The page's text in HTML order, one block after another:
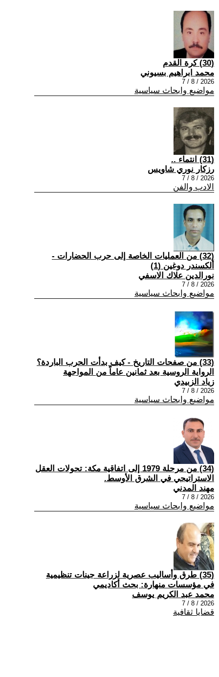
(30) كرة القدم
محمد ابراهيم بسيوني
2026 / 8 / 7
مواضيع وابحاث سياسية
(31) انتماء ..
رزكار نوري شاويس
2026 / 8 / 7
الادب والفن
(32) من العمليات الخاصة إلى حرب الحضارات -
ألكسندر دوغين (1)
نورالدين علاك الاسفي
2026 / 8 / 7
مواضيع وابحاث سياسية
(33) من صفحات التاريخ - كيف بدأت الحرب الباردة؟
الرواية الروسية بعد ثمانين عاماً من المواجهة
زياد الزبيدي
2026 / 8 / 7
مواضيع وابحاث سياسية
(34) من مرحلة 1979 إلى اتفاقية مكة: تحولات العقل
الاستراتيجي في الشرق الأوسط.
مهند المدني
2026 / 8 / 7
مواضيع وابحاث سياسية
(35) طرق وأساليب عصرية لزراعة جينات تنظيمية
في مؤسسات منهارة: بحث أكاديمي
محمد عبد الكريم يوسف
2026 / 8 / 7
قضايا ثقافية